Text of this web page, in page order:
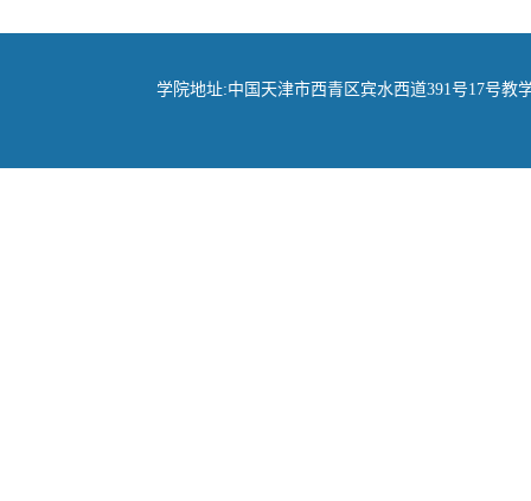
学院地址:中国天津市西青区宾水西道391号17号教